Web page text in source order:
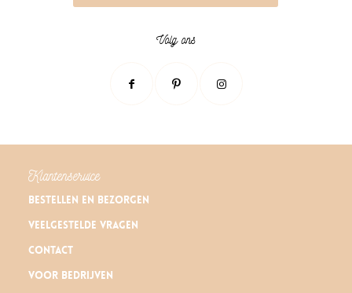
Volg ons
Klantenservice
Bestellen en bezorgen
Veelgestelde vragen
Contact
Voor bedrijven